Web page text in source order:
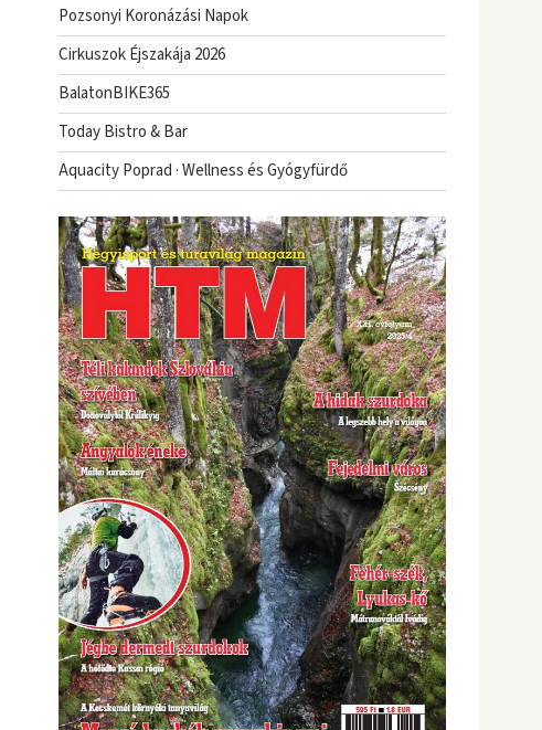
Pozsonyi Koronázási Napok
Cirkuszok Éjszakája 2026
BalatonBIKE365
Today Bistro & Bar
Aquacity Poprad · Wellness és Gyógyfürdő